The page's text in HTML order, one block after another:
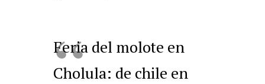
Feria del molote en
Cholula: de chile en